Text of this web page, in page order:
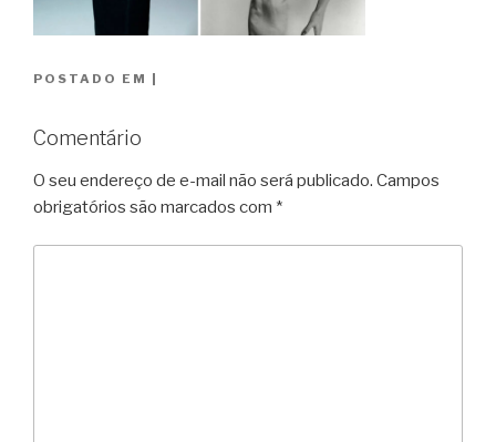
POSTADO EM |
Comentário
O seu endereço de e-mail não será publicado. Campos
obrigatórios são marcados com *